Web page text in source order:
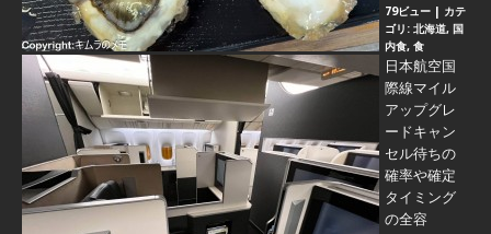
79ビュー | カテ
ゴリ: 北海道, 国
内食, 食
日本航空国
際線マイル
アップグレ
ードキャン
セル待ちの
確率や確定
タイミング
の全容